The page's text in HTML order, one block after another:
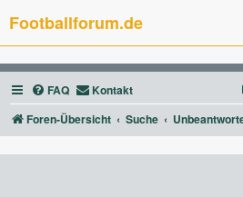
Footballforum.de
FAQ Kontakt
Foren-Übersicht
Suche